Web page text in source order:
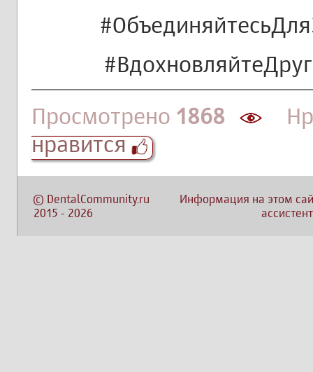
Просмотрено 1868
нравится
© DentalCommunity.ru
2015 - 2026
Информация на этом